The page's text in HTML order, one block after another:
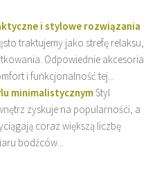
i stylowe rozwiązania
traktujemy jako strefę relaksu,
Odpowiednie akcesoria
i funkcjonalność tej...
minimalistycznymStyl
zyskuje na popularności, a
coraz większą liczbę
bodźców...